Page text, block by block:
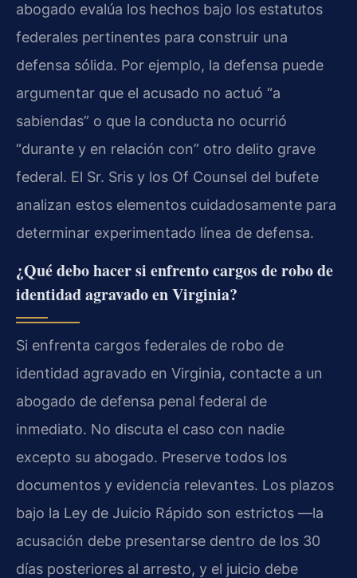
abogado evalúa los hechos bajo los estatutos
federales pertinentes para construir una
defensa sólida. Por ejemplo, la defensa puede
argumentar que el acusado no actuó “a
sabiendas” o que la conducta no ocurrió
“durante y en relación con” otro delito grave
federal. El Sr. Sris y los Of Counsel del bufete
analizan estos elementos cuidadosamente para
determinar experimentado línea de defensa.
¿Qué debo hacer si enfrento cargos de robo de
identidad agravado en Virginia?
Si enfrenta cargos federales de robo de
identidad agravado en Virginia, contacte a un
abogado de defensa penal federal de
inmediato. No discuta el caso con nadie
excepto su abogado. Preserve todos los
documentos y evidencia relevantes. Los plazos
bajo la Ley de Juicio Rápido son estrictos —la
acusación debe presentarse dentro de los 30
días posteriores al arresto, y el juicio debe